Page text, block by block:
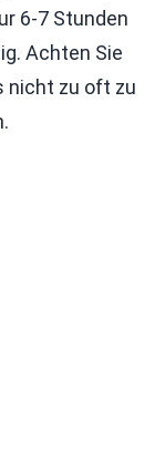
6-7 Stunden
Achten Sie
nicht zu oft zu